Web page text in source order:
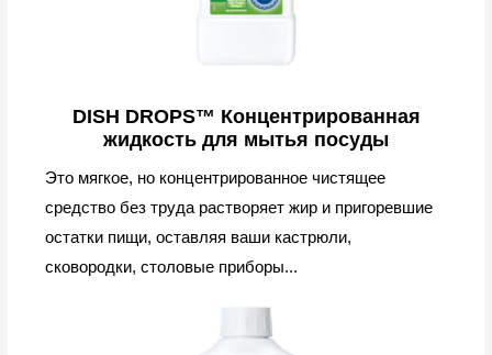
DISH DROPS™ Концентрированная
жидкость для мытья посуды
Это мягкое, но концентрированное чистящее
средство без труда растворяет жир и пригоревшие
остатки пищи, оставляя ваши кастрюли,
сковородки, столовые приборы...